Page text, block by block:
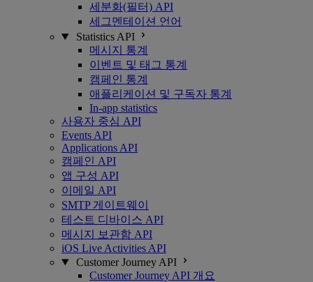
세분화(필터) API
세그멘테이션 언어
Statistics API
메시지 통계
이벤트 및 태그 통계
캠페인 통계
애플리케이션 및 구독자 통계
In-app statistics
사용자 중심 API
Events API
Applications API
캠페인 API
앱 구성 API
이메일 API
SMTP 게이트웨이
테스트 디바이스 API
메시지 보관함 API
iOS Live Activities API
Customer Journey API
Customer Journey API 개요